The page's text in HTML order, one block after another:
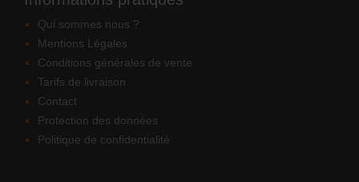
Qui sommes nous ?
Mentions Légales
Conditions générales de vente
Tarifs de livraison
Contact
Protection des données
Politique de confidentialité